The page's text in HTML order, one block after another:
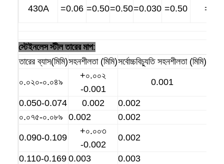
খাদ্য জাল বেল্ট
মৌচাক পরিবাহক বেল্ট
চেইন মেশ বেল্ট
সর্পিল ফ্রিজার বেল্ট
430A =0.06 =0.50=0.50=0.030 =0.50
স্টেইনলেস স্টীল তারের মাপ:
তারের ব্যাস(মিমি)সহনশীলতা (মিমি)সর্বোচ্চবিচ্যুতি সহনশীলতা (মিমি)
০.০২০-০.০৪৯
+০.০০২
-0.001
0.001
0.050-0.074 0.002
0.002
০.০৭৫-০.০৮৯
0.002 0.002
0.090-0.109
+০.০০৩
-0.002
0.002
0.110-0.169 0.003
0.003